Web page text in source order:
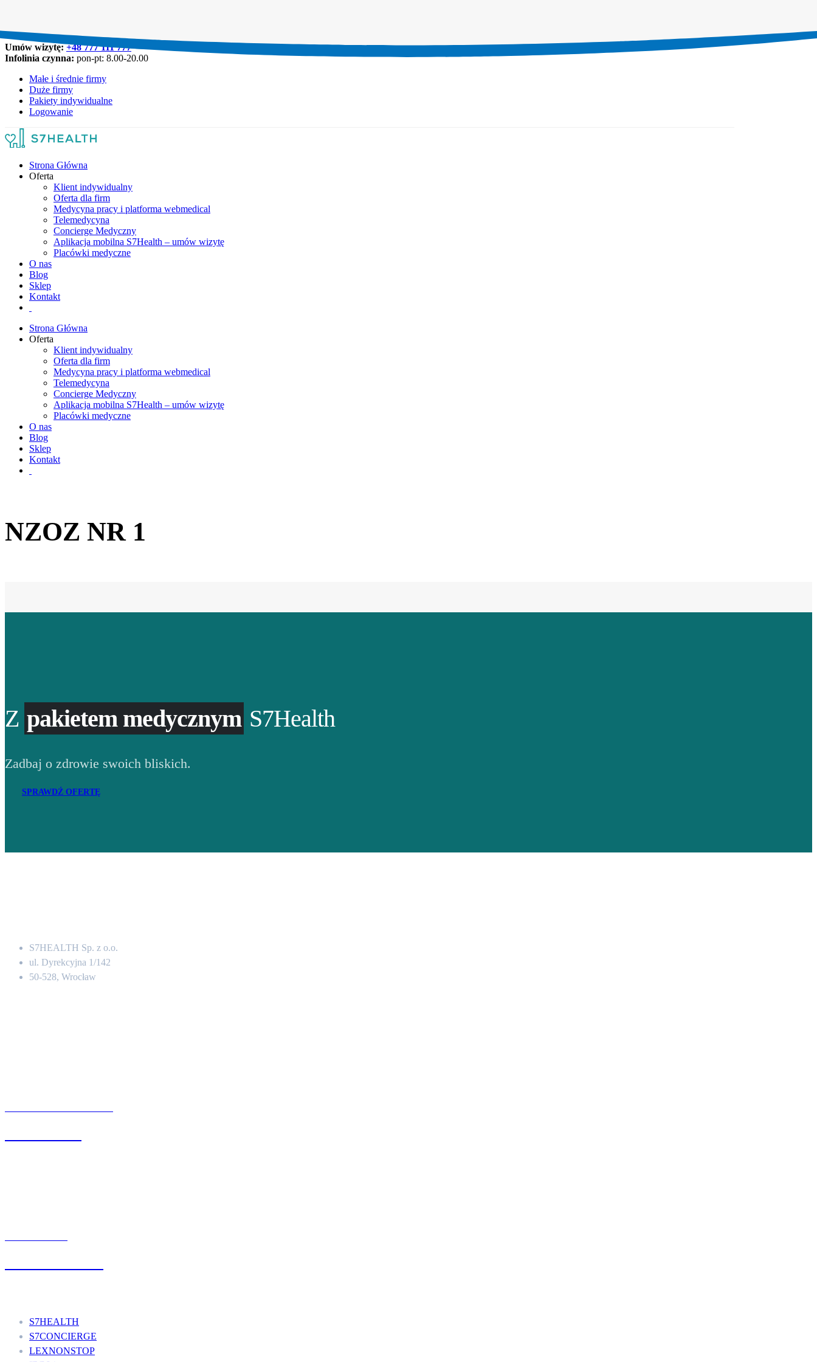
Umów wizytę:+48 777 111 777
Infolinia czynna: pon-pt: 8.00-20.00
Małe i średnie firmy
Duże firmy
Pakiety indywidualne
Logowanie
Strona Główna
Oferta
Klient indywidualny
Oferta dla firm
Medycyna pracy i platforma webmedical
Telemedycyna
Concierge Medyczny
Aplikacja mobilna S7Health – umów wizytę
Placówki medyczne
O nas
Blog
Sklep
Kontakt
Strona Główna
Oferta
Klient indywidualny
Oferta dla firm
Medycyna pracy i platforma webmedical
Telemedycyna
Concierge Medyczny
Aplikacja mobilna S7Health – umów wizytę
Placówki medyczne
O nas
Blog
Sklep
Kontakt
NZOZ NR 1
Z pakietem medycznym S7Health
Zadbaj o zdrowie swoich bliskich.
SPRAWDŹ OFERTĘ
S7HEALTH Sp. z o.o.
ul. Dyrekcyjna 1/142
50-528, Wrocław
S7HEALTH
S7CONCIERGE
LEXNONSTOP